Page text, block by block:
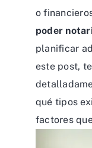
o
poder
planificar
este post,
qué tipos
factores